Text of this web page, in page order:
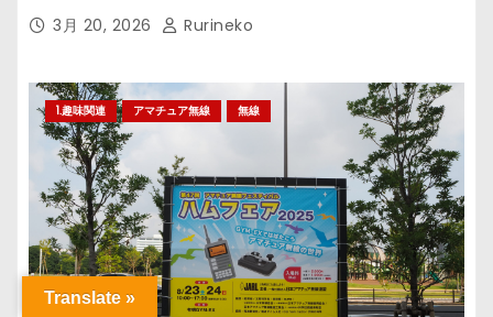
3月 20, 2026 Rurineko
1.趣味関連 アマチュア無線 無線
Translate »